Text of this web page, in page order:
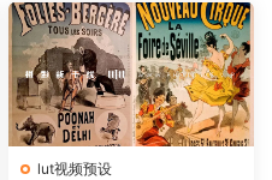
T V4.0
lut视频预设